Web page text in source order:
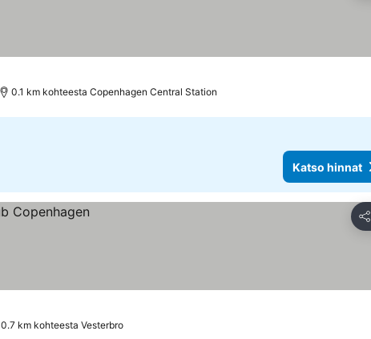
0.1 km kohteesta Copenhagen Central Station
Katso hinnat
Jaa
0.7 km kohteesta Vesterbro